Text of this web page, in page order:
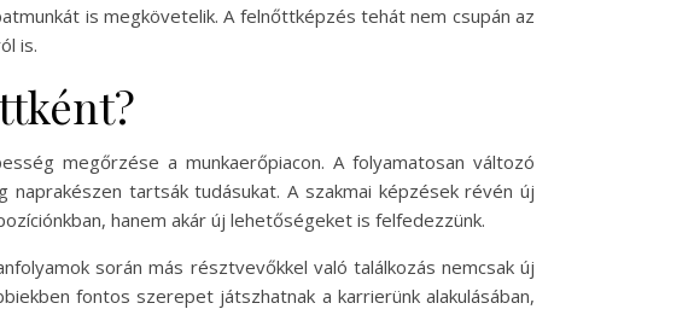
is megkövetelik. A felnőttképzés tehát nem csupán az
is.
megőrzése a munkaerőpiacon. A folyamatosan változó
tartsák tudásukat. A szakmai képzések révén új
hanem akár új lehetőségeket is felfedezzünk.
során más résztvevőkkel való találkozás nemcsak új
fontos szerepet játszhatnak a karrierünk alakulásában,